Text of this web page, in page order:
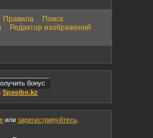
Правила
Поиск
Редактор изображений
Spasibo.kz
или зарегистрируйтесь.